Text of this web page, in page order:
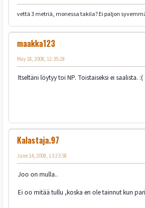
vettä 3 metriä, monessa takila? Ei paljon
maakka123
May 18, 2008, 12:35:28
Itseltäni löytyy toi NP. Toistaiseksi ei saalista. :(
Kalastaja.97
June 14, 2008, 13:23:58
Joo on mulla..
Ei oo mitää tullu ,koska en ole tainnut kun